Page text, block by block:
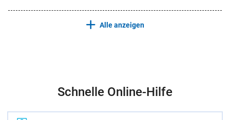
Alle anzeigen
Schnelle Online-Hilfe